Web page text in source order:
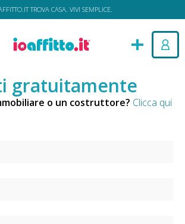
TROVA CASA. VIVI SEMPLICE.
gratuitamente
o un costruttore? Clicca qui